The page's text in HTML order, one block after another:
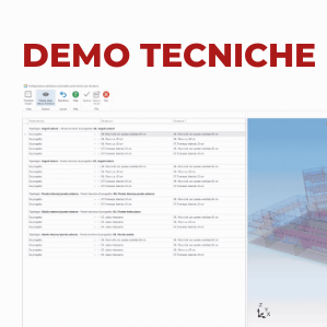
DEMO TECNICHE